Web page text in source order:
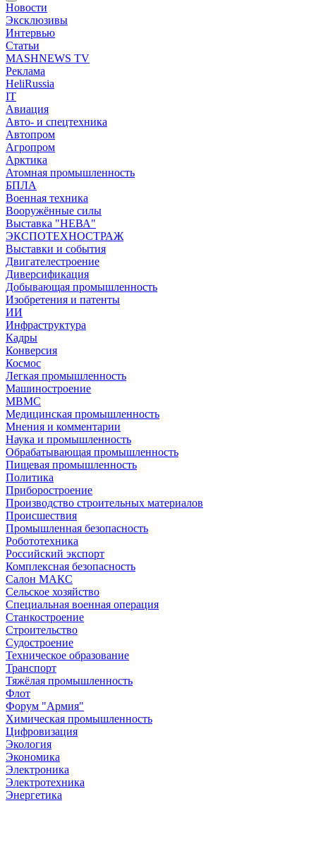
Новости
Эксклюзивы
Интервью
Статьи
MASHNEWS TV
Реклама
HeliRussia
IT
Авиация
Авто- и спецтехника
Автопром
Агропром
Арктика
Атомная промышленность
БПЛА
Военная техника
Вооружённые силы
Выставка "НЕВА"
ЭКСПОТЕХНОСТРАЖ
Выставки и события
Двигателестроение
Диверсификация
Добывающая промышленность
Изобретения и патенты
ИИ
Инфраструктура
Кадры
Конверсия
Космос
Легкая промышленность
Машиностроение
МВМС
Медицинская промышленность
Мнения и комментарии
Наука и промышленность
Обрабатывающая промышленность
Пищевая промышленность
Политика
Приборостроение
Производство строительных материалов
Происшествия
Промышленная безопасность
Робототехника
Российский экспорт
Комплексная безопасность
Салон МАКС
Сельское хозяйство
Специальная военная операция
Станкостроение
Строительство
Судостроение
Техническое образование
Транспорт
Тяжёлая промышленность
Флот
Форум "Армия"
Химическая промышленность
Цифровизация
Экология
Экономика
Электроника
Электротехника
Энергетика